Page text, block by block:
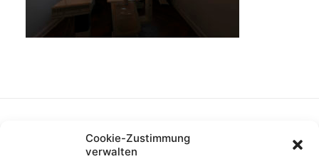
Cookie-Zustimmung
verwalten